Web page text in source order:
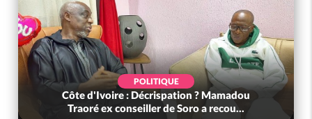
POLITIQUE
Côte d'Ivoire : Décrispation ? Mamadou
Traoré ex conseiller de Soro a recou...